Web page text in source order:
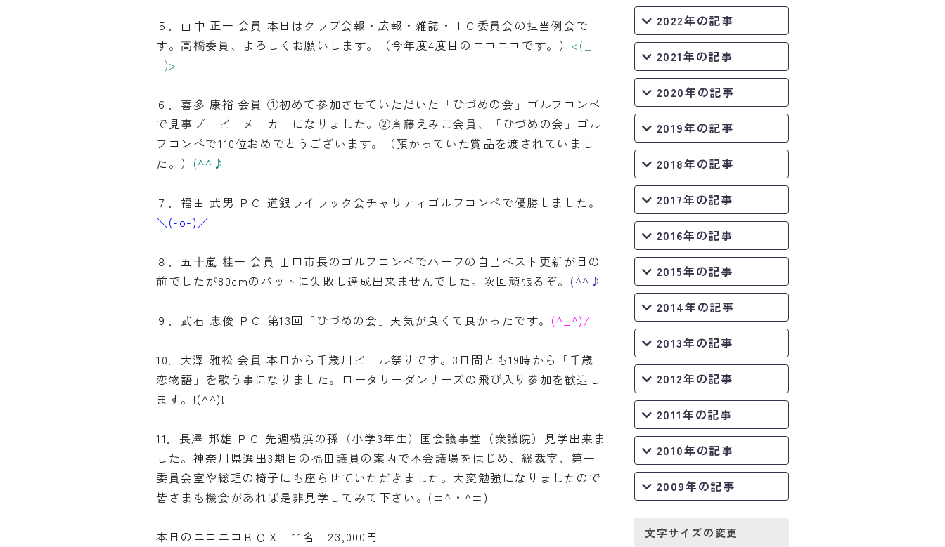
５．山中 正一 会員 本日はクラブ会報・広報・雑誌・ＩＣ委員会の担当例会で
す。高橋委員、よろしくお願いします。（今年度4度目のニコニコです。） <(_
_)>
６．喜多 康裕 会員 ①初めて参加させていただいた「ひづめの会」ゴルフコンペ
で見事ブービーメーカーになりました。②斉藤えみこ会員、「ひづめの会」ゴル
フコンペで110位おめでとうございます。（預かっていた賞品を渡されていまし
た。） (^^♪
７．福田 武男 ＰＣ 道銀ライラック会チャリティゴルフコンペで優勝しました。
＼(-o-)／
８．五十嵐 桂一 会員 山口市長のゴルフコンペでハーフの自己ベスト更新が目の
前でしたが80cmのパットに失敗し達成出来ませんでした。次回頑張るぞ。 (^^♪
９．武石 忠俊 ＰＣ 第13回「ひづめの会」天気が良くて良かったです。 (^_^)/
10．大澤 雅松 会員 本日から千歳川ビール祭りです。3日間とも19時から「千歳
恋物語」を歌う事になりました。ロータリーダンサーズの飛び入り参加を歓迎し
ます。!(^^)!
11．長澤 邦雄 ＰＣ 先週横浜の孫（小学3年生）国会議事堂（衆議院）見学出来ま
した。神奈川県選出3期目の福田議員の案内で本会議場をはじめ、総裁室、第一
委員会室や総理の椅子にも座らせていただきました。大変勉強になりましたので
皆さまも機会があれば是非見学してみて下さい。(=^・^=)
本日のニコニコＢＯＸ 11名 23,000円
2022年の記事
2021年の記事
2020年の記事
2019年の記事
2018年の記事
2017年の記事
2016年の記事
2015年の記事
2014年の記事
2013年の記事
2012年の記事
2011年の記事
2010年の記事
2009年の記事
文字サイズの変更